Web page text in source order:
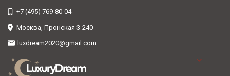
+7 (495) 769-80-04
Москва, Пронская 3-240
luxdream2020@gmail.com